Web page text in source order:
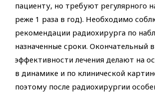
пациенту, но требуют регулярного
реже 1 раза в год). Необходимо
рекомендации радиохирурга по
назначенные сроки. Окончательный
эффективности лечения делают на
в динамике и по клинической
поэтому после радиохирургии